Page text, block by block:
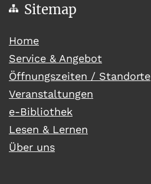
Sitemap
Home(current)
Service & Angebot
Öffnungszeiten / Standorte
Veranstaltungen
e-Bibliothek
Lesen & Lernen
Über uns